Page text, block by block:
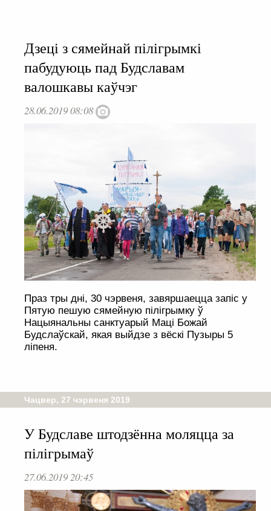
Дзеці з сямейнай пілігрымкі
пабудуюць пад Будславам
валошкавы каўчэг
28.06.2019 08:08
Праз тры дні, 30 чэрвеня, завяршаецца запіс у
Пятую пешую сямейную пілігрымку ў
Нацыянальны санктуарый Маці Божай
Будслаўскай, якая выйдзе з вёскі Пузыры 5
ліпеня.
Чацвер, 27 чэрвеня 2019
У Будславе штодзённа моляцца за
пілігрымаў
27.06.2019 20:45